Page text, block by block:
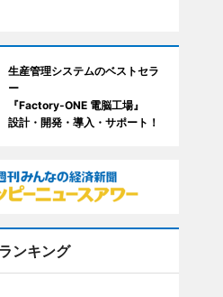
生産管理システムのベストセラ
ー
『Factory-ONE 電脳工場』
設計・開発・導入・サポート！
ンキング